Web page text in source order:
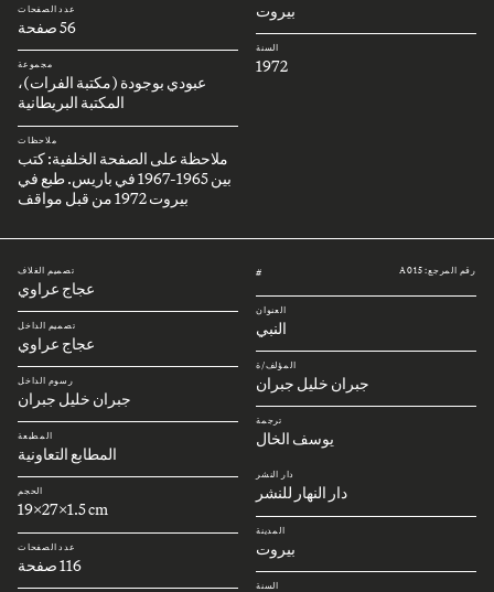
بيروت
السنة
1972
عدد الصفحات
56 صفحة
مجموعة
عبودي بوجودة (مكتبة الفرات)،
المكتبة البريطانية
ملاحظات
ملاحظة على الصفحة الخلفية: كتب
بين 1965-1967 في باريس. طبع في
بيروت 1972 من قبل مواقف
رقم المرجع: A015 #
العنوان
النبي
المؤلف/ة
جبران خليل جبران
ترجمة
يوسف الخال
دار النشر
دار النهار للنشر
المدينة
بيروت
السنة
تصميم الغلاف
عجاج عراوي
تصميم الداخل
عجاج عراوي
رسوم الداخل
جبران خليل جبران
المطبعة
المطابع التعاونية
الحجم
19x27x1.5 cm
عدد الصفحات
116 صفحة